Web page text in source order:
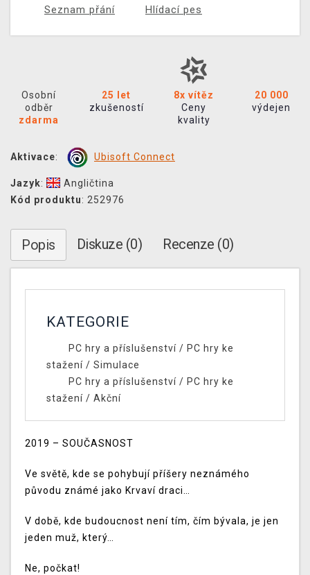
Seznam přání Hlídací pes
Osobní
odběr
zdarma
25 let
zkušeností
8x vítěz
Ceny
kvality
20 000
výdejen
Aktivace: Ubisoft Connect
Jazyk:
Angličtina
Kód produktu: 252976
Popis Diskuze (0) Recenze (0)
KATEGORIE
PC hry a příslušenství/ PC hry ke
stažení / Simulace
PC hry a příslušenství/ PC hry ke
stažení / Akční
2019 – SOUČASNOST
Ve světě, kde se pohybují příšery neznámého
původu známé jako Krvaví draci…
V době, kde budoucnost není tím, čím bývala, je jen
jeden muž, který…
Ne, počkat!